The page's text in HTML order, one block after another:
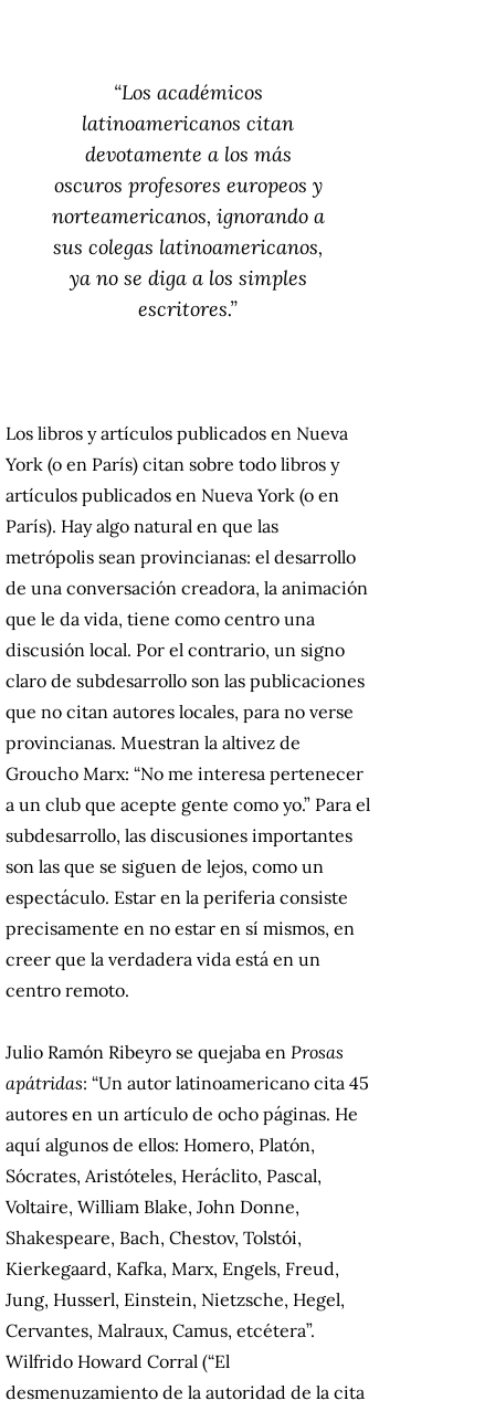
“Los académicos
latinoamericanos citan
devotamente a los más
oscuros profesores europeos y
norteamericanos, ignorando a
sus colegas latinoamericanos,
ya no se diga a los simples
escritores.”
Los libros y artículos publicados en Nueva
York (o en París) citan sobre todo libros y
artículos publicados en Nueva York (o en
París). Hay algo natural en que las
metrópolis sean provincianas: el desarrollo
de una conversación creadora, la animación
que le da vida, tiene como centro una
discusión local. Por el contrario, un signo
claro de subdesarrollo son las publicaciones
que no citan autores locales, para no verse
provincianas. Muestran la altivez de
Groucho Marx: “No me interesa pertenecer
a un club que acepte gente como yo.” Para el
subdesarrollo, las discusiones importantes
son las que se siguen de lejos, como un
espectáculo. Estar en la periferia consiste
precisamente en no estar en sí mismos, en
creer que la verdadera vida está en un
centro remoto.
Julio Ramón Ribeyro se quejaba en Prosas
apátridas: “Un autor latinoamericano cita 45
autores en un artículo de ocho páginas. He
aquí algunos de ellos: Homero, Platón,
Sócrates, Aristóteles, Heráclito, Pascal,
Voltaire, William Blake, John Donne,
Shakespeare, Bach, Chestov, Tolstói,
Kierkegaard, Kafka, Marx, Engels, Freud,
Jung, Husserl, Einstein, Nietzsche, Hegel,
Cervantes, Malraux, Camus, etcétera”.
Wilfrido Howard Corral (“El
desmenuzamiento de la autoridad de la cita